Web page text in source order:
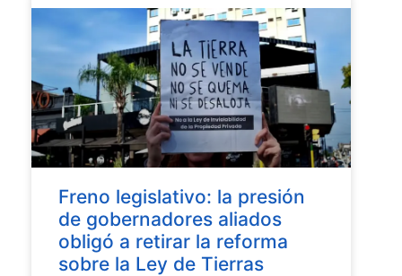
Freno legislativo: la presión
de gobernadores aliados
obligó a retirar la reforma
sobre la Ley de Tierras